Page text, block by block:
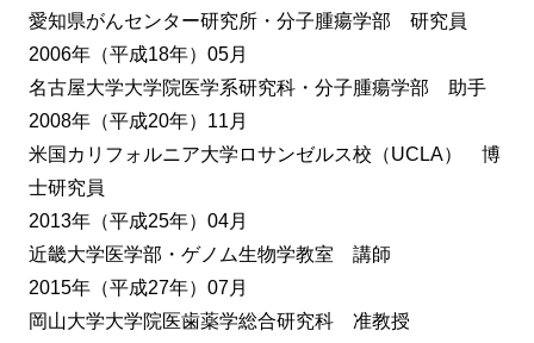
愛知県がんセンター研究所・分子腫瘍学部 研究員
2006年（平成18年）05月
名古屋大学大学院医学系研究科・分子腫瘍学部 助手
2008年（平成20年）11月
米国カリフォルニア大学ロサンゼルス校（UCLA） 博
士研究員
2013年（平成25年）04月
近畿大学医学部・ゲノム生物学教室 講師
2015年（平成27年）07月
岡山大学大学院医歯薬学総合研究科 准教授